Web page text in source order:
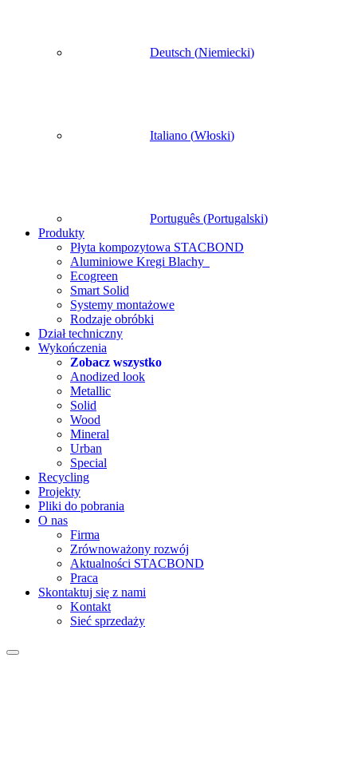
Deutsch (Niemiecki)
Italiano (Włoski)
Português (Portugalski)
Produkty
Płyta kompozytowa STACBOND
Aluminiowe Kregi Blachy
Ecogreen
Smart Solid
Systemy montażowe
Rodzaje obróbki
Dział techniczny
Wykończenia
Zobacz wszystko
Anodized look
Metallic
Solid
Wood
Mineral
Urban
Special
Recycling
Projekty
Pliki do pobrania
O nas
Firma
Zrównoważony rozwój
Aktualności STACBOND
Praca
Skontaktuj się z nami
Kontakt
Sieć sprzedaży